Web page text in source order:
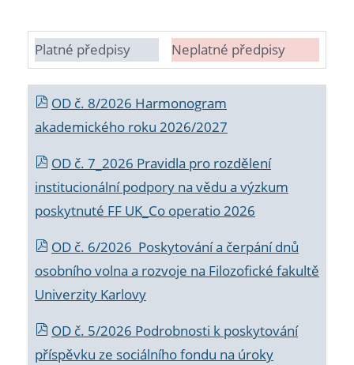
Platné předpisy Neplatné předpisy
OD č. 8/2026 Harmonogram
akademického roku 2026/2027
OD č. 7_2026 Pravidla pro rozdělení
institucionální podpory na vědu a výzkum
poskytnuté FF UK_Co operatio 2026
OD č. 6/2026 Poskytování a čerpání dnů
osobního volna a rozvoje na Filozofické fakultě
Univerzity Karlovy
OD č. 5/2026 Podrobnosti k poskytování
příspěvku ze sociálního fondu na úroky